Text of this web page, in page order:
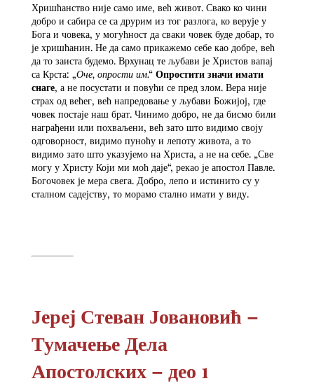
Хришћанство није само име, већ живот. Свако ко чини
добро и сабира се са друрим из тог разлога, ко верује у
Бога и човека, у могућност да сваки човек буде добар, то
је хришћанин. Не да само прикажемо себе као добре, већ
да то заиста будемо. Врхунац те љубави је Христов вапај
са Крста: „Оче, опрости им.“ Опростити значи имати
снаге, а не посустати и повући се пред злом. Вера није
страх од већег, већ напредовање у љубави Божијој, где
човек постаје наш брат. Чинимо добро, не да бисмо били
награђени или похваљени, већ зато што видимо своју
одговорност, видимо пуноћу и лепоту живота, а то
видимо зато што указујемо на Христа, а не на себе. „Све
могу у Христу Који ми моћ даје“, рекао је апостол Павле.
Богочовек је мера свега. Добро, лепо и истинито су у
сталном садејству, то морамо стално имати у виду.
Јереј Стеван Јовановић –
Тумачење Дела
Апостолских – део 1